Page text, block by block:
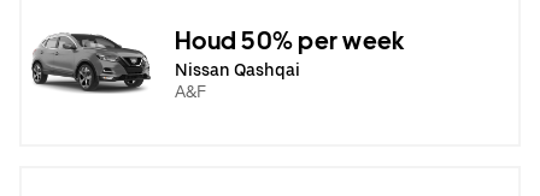
Houd 50% per week
Nissan Qashqai
A&F